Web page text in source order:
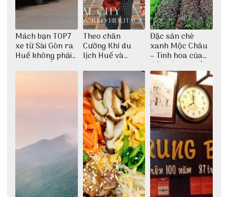
Mách bạn TOP7
xe từ Sài Gòn ra
Huế không phải
ai cũng biết
Theo chân
Cường Khỉ du
lịch Huế và
check-in đúng
những góc chụp
đẹp
Đặc sản chè
xanh Mộc Châu
– Tinh hoa của
đất trời Tây Bắc